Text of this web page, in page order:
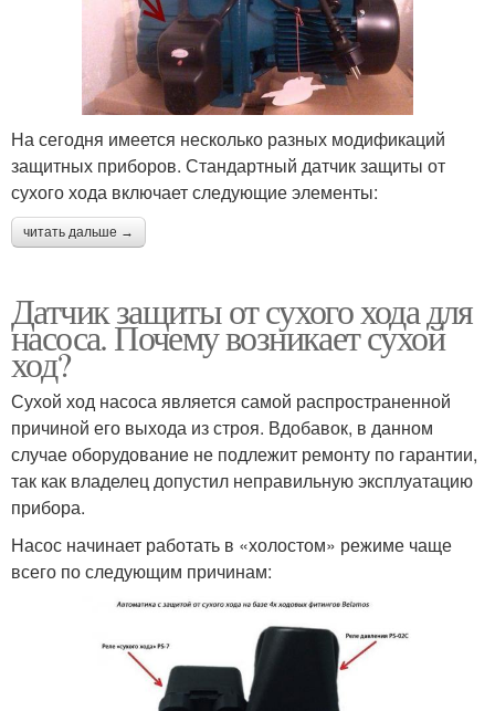
На сегодня имеется несколько разных модификаций
защитных приборов. Стандартный датчик защиты от
сухого хода включает следующие элементы:
читать дальше →
Датчик защиты от сухого хода для
насоса. Почему возникает сухой
ход?
Сухой ход насоса является самой распространенной
причиной его выхода из строя. Вдобавок, в данном
случае оборудование не подлежит ремонту по гарантии,
так как владелец допустил неправильную эксплуатацию
прибора.
Насос начинает работать в «холостом» режиме чаще
всего по следующим причинам: